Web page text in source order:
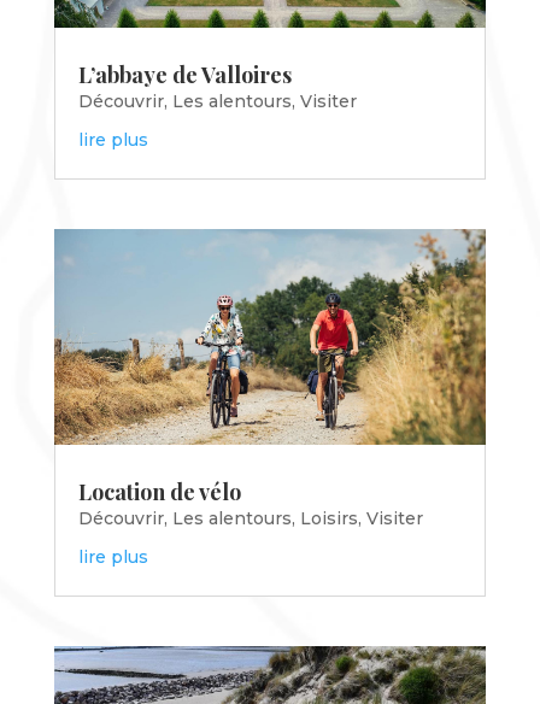
L’abbaye de Valloires
Découvrir, Les alentours, Visiter
lire plus
Location de vélo
Découvrir, Les alentours, Loisirs, Visiter
lire plus